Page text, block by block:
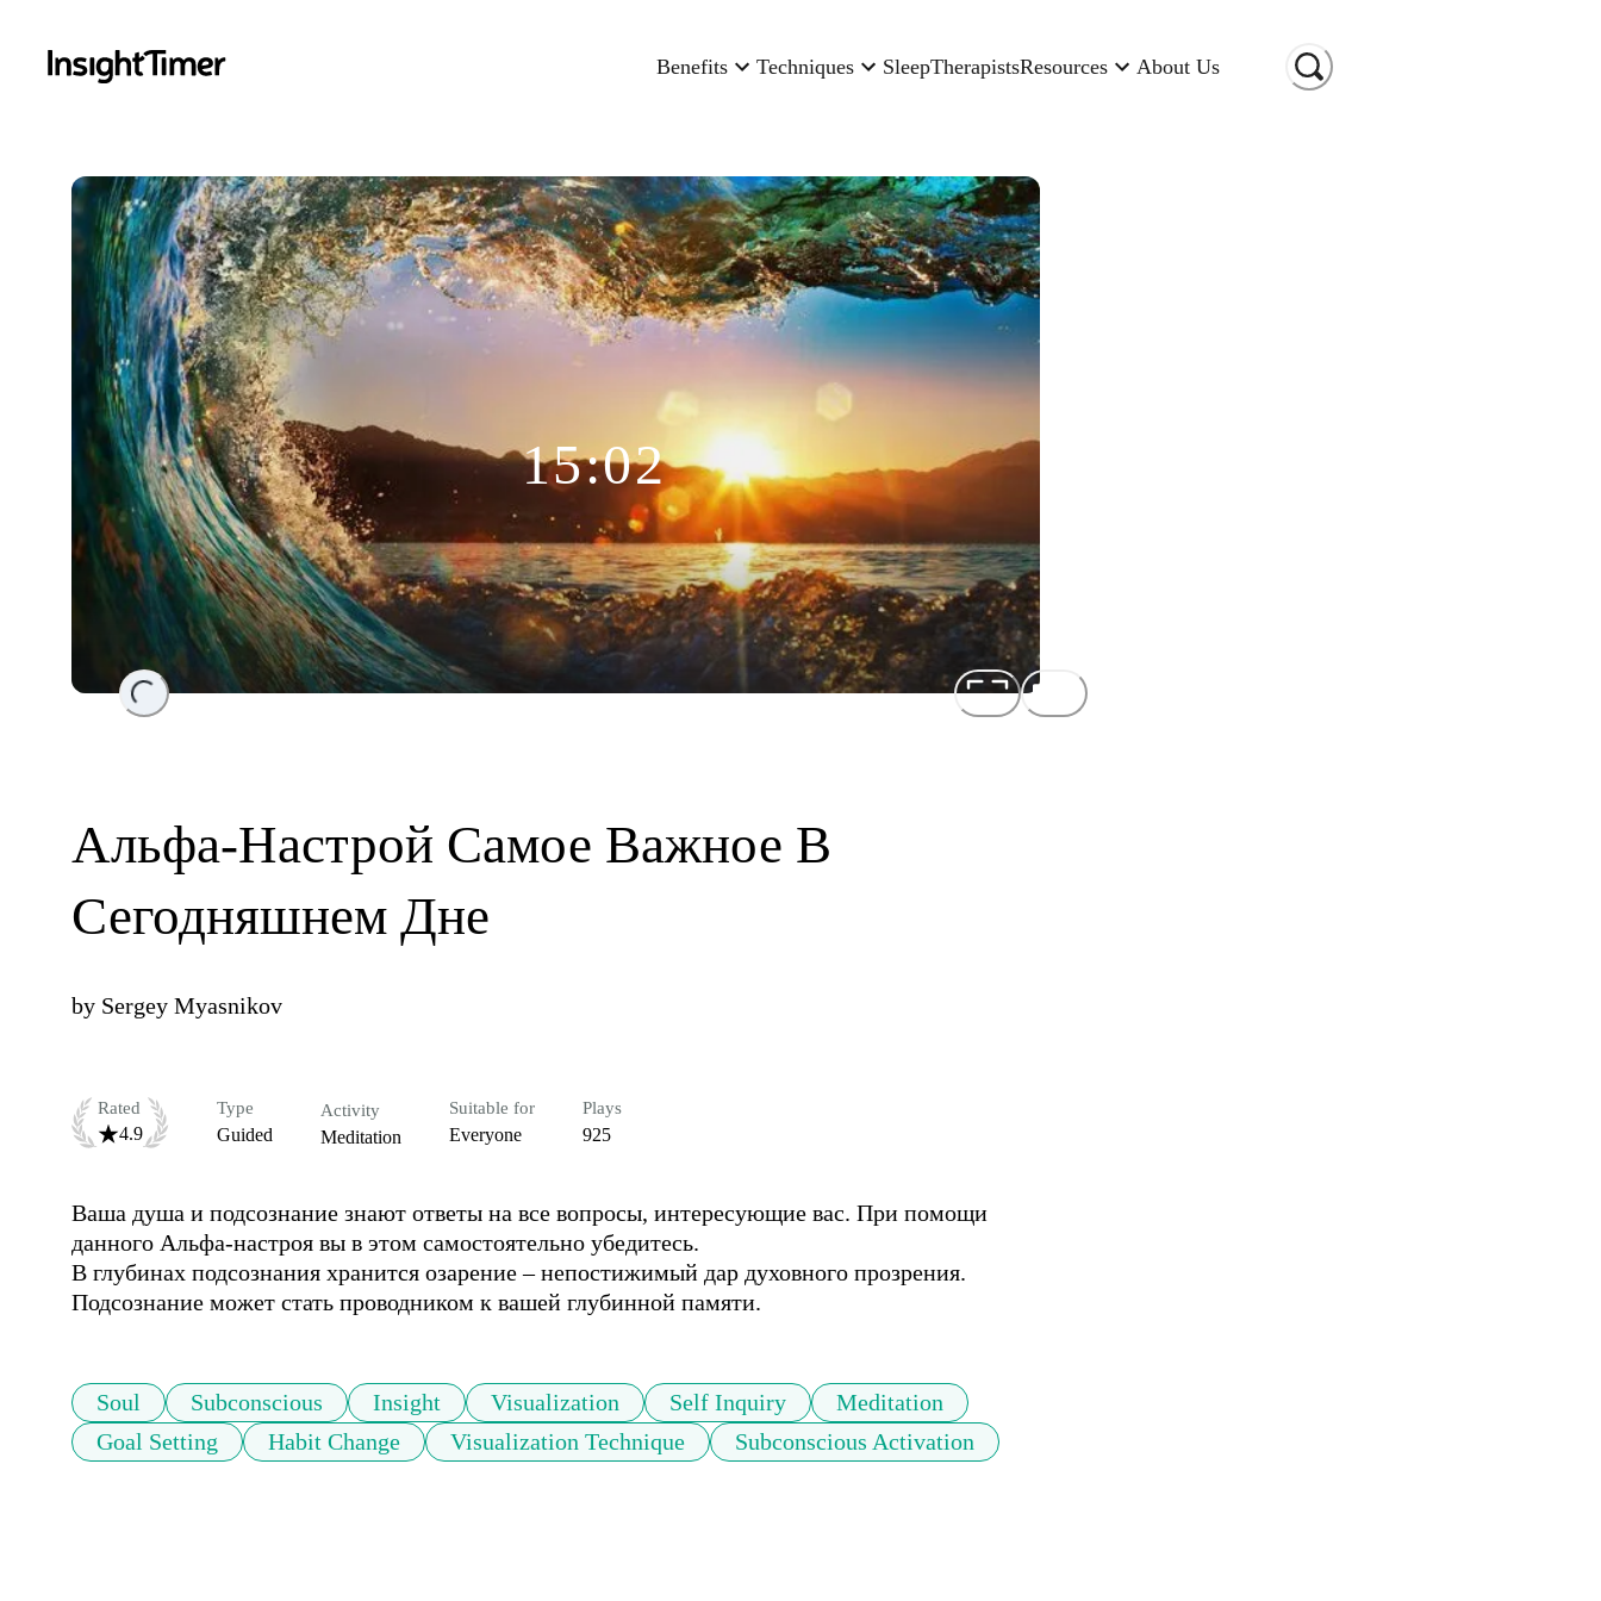
Benefits Techniques SleepTherapistsResources About Us
Loading...
15:02
Альфа-Настрой Самое Важное В
Сегодняшнем Дне
by Sergey Myasnikov
Rated
4.9
Type
Guided
Activity
Meditation
Suitable for
Everyone
Plays
925
Ваша душа и подсознание знают ответы на все вопросы, интересующие вас. При помощи
данного Альфа-настроя вы в этом самостоятельно убедитесь.
В глубинах подсознания хранится озарение – непостижимый дар духовного прозрения.
Подсознание может стать проводником к вашей глубинной памяти.
Soul Subconscious Insight Visualization Self Inquiry
Meditation
Goal Setting
Habit Change Visualization Technique Subconscious Activation